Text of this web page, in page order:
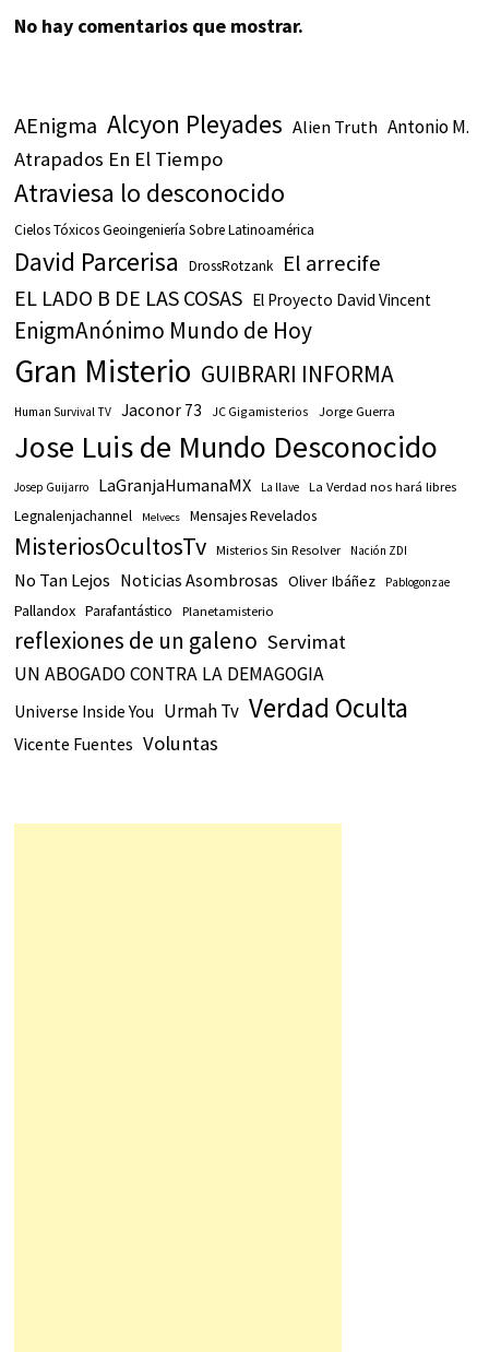
No hay comentarios que mostrar.
AEnigma Alcyon Pleyades Alien Truth Antonio M.
Atrapados En El Tiempo
Atraviesa lo desconocido
Cielos Tóxicos Geoingeniería Sobre Latinoamérica
David Parcerisa DrossRotzank El arrecife
EL LADO B DE LAS COSAS El Proyecto David Vincent
EnigmAnónimo Mundo de Hoy
Gran Misterio GUIBRARI INFORMA
Human Survival TV Jaconor 73 JC Gigamisterios Jorge Guerra
Jose Luis de Mundo Desconocido
Josep Guijarro LaGranjaHumanaMX La llave La Verdad nos hará libres
Legnalenjachannel Melvecs Mensajes Revelados
MisteriosOcultosTv Misterios Sin Resolver Nación ZDI
No Tan Lejos Noticias Asombrosas Oliver Ibáñez Pablogonzae
Pallandox Parafantástico Planetamisterio
reflexiones de un galeno Servimat
UN ABOGADO CONTRA LA DEMAGOGIA
Universe Inside You Urmah Tv Verdad Oculta
Vicente Fuentes Voluntas